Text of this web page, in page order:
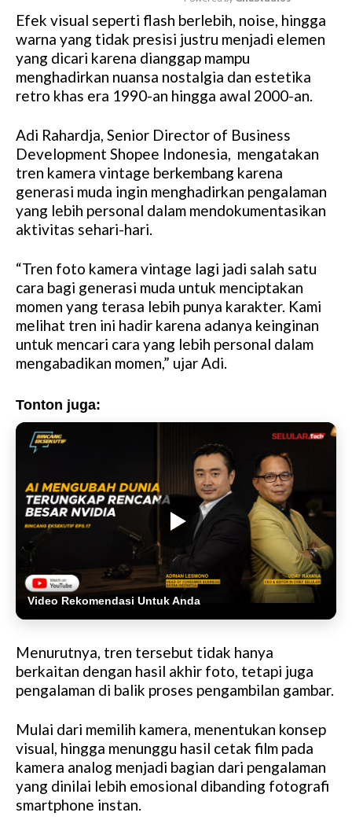
M
u
t
e
Efek visual seperti flash berlebih, noise, hingga
warna yang tidak presisi justru menjadi elemen
yang dicari karena dianggap mampu
menghadirkan nuansa nostalgia dan estetika
retro khas era 1990-an hingga awal 2000-an.
Adi Rahardja, Senior Director of Business
Development Shopee Indonesia, mengatakan
tren kamera vintage berkembang karena
generasi muda ingin menghadirkan pengalaman
yang lebih personal dalam mendokumentasikan
aktivitas sehari-hari.
“Tren foto kamera vintage lagi jadi salah satu
cara bagi generasi muda untuk menciptakan
momen yang terasa lebih punya karakter. Kami
melihat tren ini hadir karena adanya keinginan
untuk mencari cara yang lebih personal dalam
mengabadikan momen,” ujar Adi.
Tonton juga:
Video Rekomendasi Untuk Anda
Menurutnya, tren tersebut tidak hanya
berkaitan dengan hasil akhir foto, tetapi juga
pengalaman di balik proses pengambilan gambar.
Mulai dari memilih kamera, menentukan konsep
visual, hingga menunggu hasil cetak film pada
kamera analog menjadi bagian dari pengalaman
yang dinilai lebih emosional dibanding fotografi
smartphone instan.